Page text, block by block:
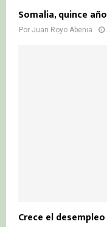
Somalia, quince
Por Juan Royo Abenia
Crece el